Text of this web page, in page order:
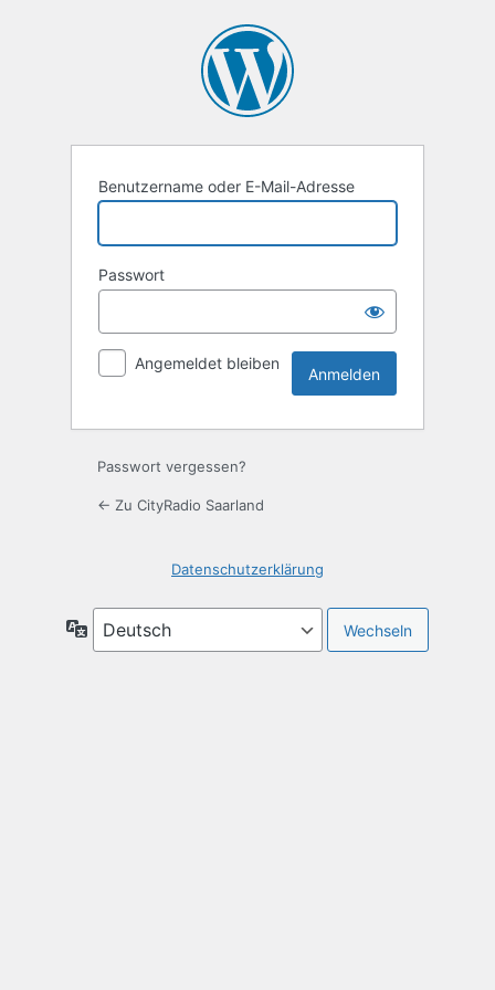
Benutzername oder E-Mail-Adresse
Passwort
Angemeldet bleiben
Passwort vergessen?
← Zu CityRadio Saarland
Datenschutzerklärung
Sprache